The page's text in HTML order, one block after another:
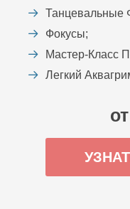
Танцевальные
Фокусы;
Мастер-Класс
Легкий